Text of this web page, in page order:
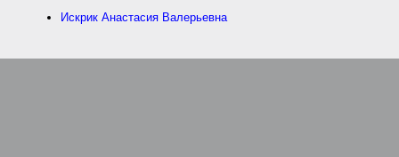
Искрик Анастасия Валерьевна